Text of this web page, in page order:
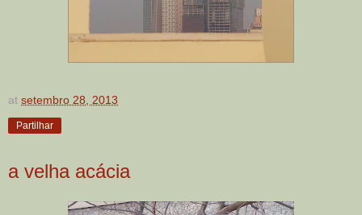
at setembro 28, 2013
Partilhar
a velha acácia